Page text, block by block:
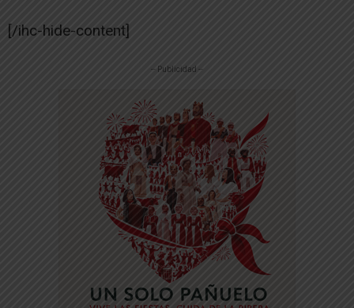
[/ihc-hide-content]
-- Publicidad --